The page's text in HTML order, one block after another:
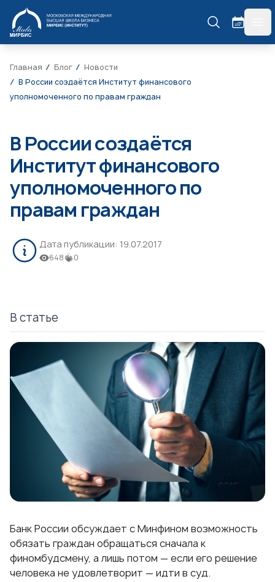
МИРБИС
Главная Блог
Новости
В России создаётся Институт финансового
уполномоченного по правам граждан
В России создаётся
Институт финансового
уполномоченного по
правам граждан
Дата публикации: 19.07.2017
648 0
В статье
Банк России обсуждает с Минфином возможность
обязать граждан обращаться сначала к
финомбудсмену, а лишь потом — если его решение
человека не удовлетворит — идти в суд.